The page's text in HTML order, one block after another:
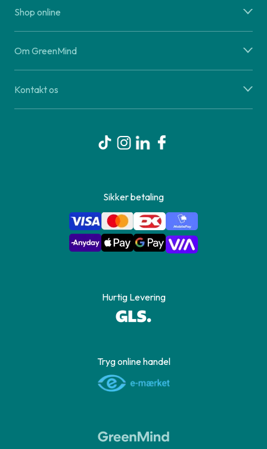
Shop online
Om GreenMind
Kontakt os
Sikker betaling
Hurtig Levering
Tryg online handel